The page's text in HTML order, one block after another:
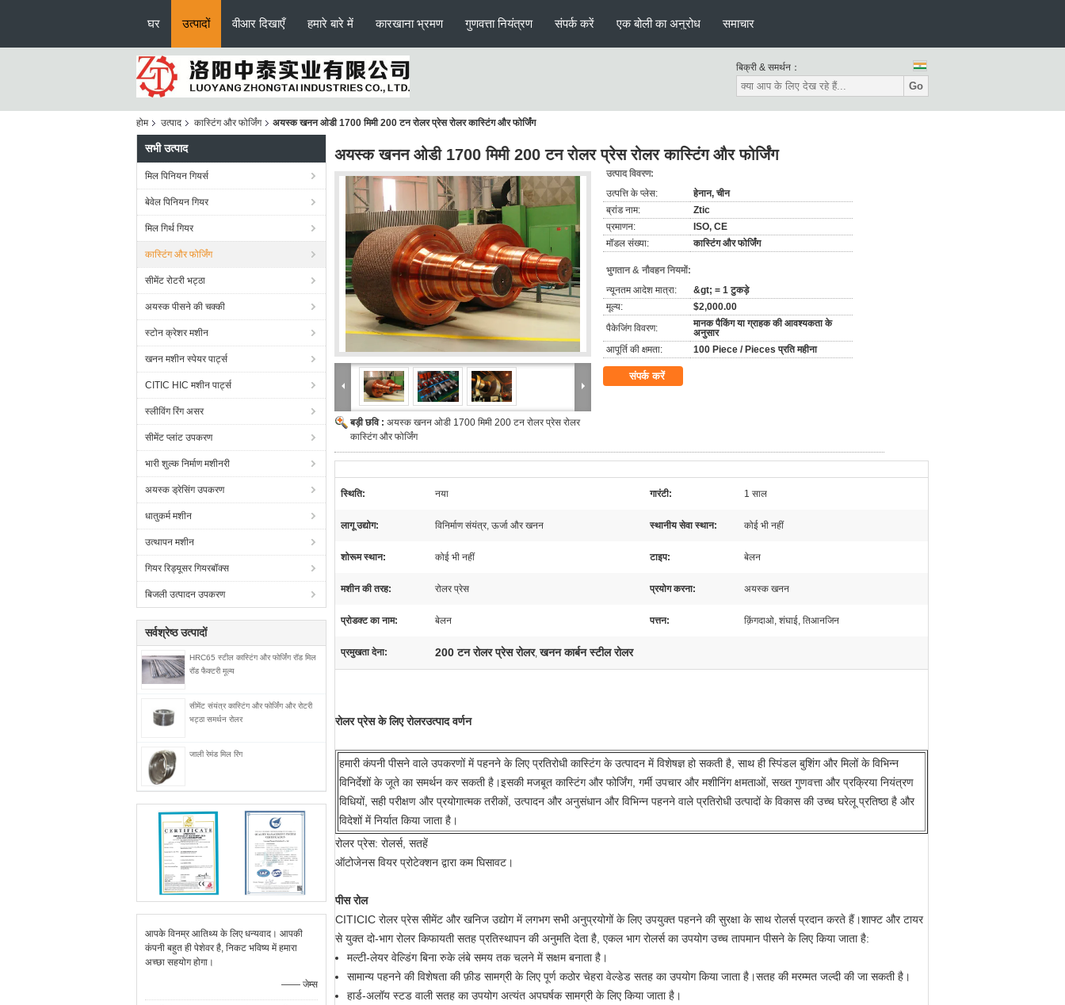
घर उत्पादों वीआर दिखाएँ हमारे बारे में कारखाना भ्रमण गुणवत्ता नियंत्रण संपर्क करें एक बोली का अनुरोध समाचार
बिक्री & समर्थन：
Go
होम उत्पाद कास्टिंग और फोर्जिंग अयस्क खनन ओडी 1700 मिमी 200 टन रोलर प्रेस रोलर कास्टिंग और फोर्जिंग
सभी उत्पाद
मिल पिनियन गियर्स
बेवेल पिनियन गियर
मिल गिर्थ गियर
कास्टिंग और फोर्जिंग
सीमेंट रोटरी भट्ठा
अयस्क पीसने की चक्की
स्टोन क्रेशर मशीन
खनन मशीन स्पेयर पार्ट्स
CITIC HIC मशीन पार्ट्स
स्लीविंग रिंग असर
सीमेंट प्लांट उपकरण
भारी शुल्क निर्माण मशीनरी
अयस्क ड्रेसिंग उपकरण
धातुकर्म मशीन
उत्थापन मशीन
गियर रिड्यूसर गियरबॉक्स
बिजली उत्पादन उपकरण
सर्वश्रेष्ठ उत्पादों
HRC65 स्टील कास्टिंग और फोर्जिंग रॉड मिल
रॉड फैक्टरी मूल्य
सीमेंट संयंत्र कास्टिंग और फोर्जिंग और रोटरी
भट्ठा समर्थन रोलर
जाली रेमंड मिल रिंग
आपके विनम्र आतिथ्य के लिए धन्यवाद। आपकी
कंपनी बहुत ही पेशेवर है, निकट भविष्य में हमारा
अच्छा सहयोग होगा।
—— जेम्स
अयस्क खनन ओडी 1700 मिमी 200 टन रोलर प्रेस रोलर कास्टिंग और फोर्जिंग
बड़ी छवि : अयस्क खनन ओडी 1700 मिमी 200 टन रोलर प्रेस रोलर
कास्टिंग और फोर्जिंग
उत्पाद विवरण:
उत्पत्ति के प्लेस:
हेनान, चीन
ब्रांड नाम:
Ztic
प्रमाणन:
ISO, CE
मॉडल संख्या:
कास्टिंग और फोर्जिंग
भुगतान & नौवहन नियमों:
न्यूनतम आदेश मात्रा:
&gt; = 1 टुकड़े
मूल्य:
$2,000.00
पैकेजिंग विवरण:
मानक पैकिंग या ग्राहक की आवश्यकता के
अनुसार
आपूर्ति की क्षमता:
100 Piece / Pieces प्रति महीना
संपर्क करें
स्थि‍ति: नया गारंटी: 1 साल
लागू उद्योग: विनिर्माण संयंत्र, ऊर्जा और खनन स्थानीय सेवा स्थान: कोई भी नहीं
शोरूम स्थान: कोई भी नहीं टाइप: बेलन
मशीन की तरह: रोलर प्रेस प्रयोग करना: अयस्क खनन
प्रोडक्ट का नाम: बेलन पत्तन: क़िंगदाओ, शंघाई, तिआनजिन
प्रमुखता देना: 200 टन रोलर प्रेस रोलर,खनन कार्बन स्टील रोलर
रोलर प्रेस के लिए रोलरउत्पाद वर्णन
हमारी कंपनी पीसने वाले उपकरणों में पहनने के लिए प्रतिरोधी कास्टिंग के उत्पादन में विशेषज्ञ हो सकती है, साथ ही स्पिंडल बुशिंग और मिलों के विभिन्न
विनिर्देशों के जूते का समर्थन कर सकती है।इसकी मजबूत कास्टिंग और फोर्जिंग, गर्मी उपचार और मशीनिंग क्षमताओं, सख्त गुणवत्ता और प्रक्रिया नियंत्रण
विधियों, सही परीक्षण और प्रयोगात्मक तरीकों, उत्पादन और अनुसंधान और विभिन्न पहनने वाले प्रतिरोधी उत्पादों के विकास की उच्च घरेलू प्रतिष्ठा है और
विदेशों में निर्यात किया जाता है।
रोलर प्रेस: ​​रोलर्स, सतहें
ऑटोजेनस वियर प्रोटेक्शन द्वारा कम घिसावट।
पीस रोल
CITICIC रोलर प्रेस सीमेंट और खनिज उद्योग में लगभग सभी अनुप्रयोगों के लिए उपयुक्त पहनने की सुरक्षा के साथ रोलर्स प्रदान करते हैं।शाफ्ट और टायर
से युक्त दो-भाग रोलर किफायती सतह प्रतिस्थापन की अनुमति देता है, एकल भाग रोलर्स का उपयोग उच्च तापमान पीसने के लिए किया जाता है:
मल्टी-लेयर वेल्डिंग बिना रुके लंबे समय तक चलने में सक्षम बनाता है।
सामान्य पहनने की विशेषता की फ़ीड सामग्री के लिए पूर्ण कठोर चेहरा वेल्डेड सतह का उपयोग किया जाता है।सतह की मरम्मत जल्दी की जा सकती है।
हार्ड-अलॉय स्टड वाली सतह का उपयोग अत्यंत अपघर्षक सामग्री के लिए किया जाता है।